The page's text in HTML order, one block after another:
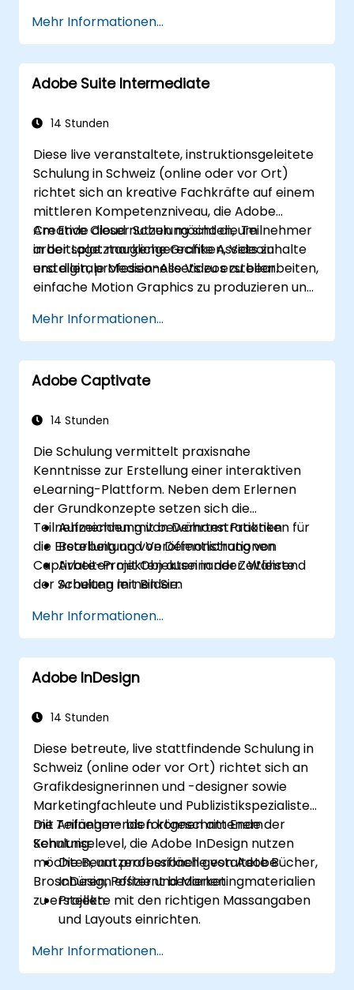
optimieren.
Mehr Informationen...
Adobe Suite Intermediate
14 Stunden
Diese live veranstaltete, instruktionsgeleitete
Schulung in Schweiz (online oder vor Ort)
richtet sich an kreative Fachkräfte auf einem
mittleren Kompetenzniveau, die Adobe
Creative Cloud nutzen möchten, um
arbeitsplatztaugliche Grafiken, Videoinhalte
und digitale Medien-Assets zu erstellen.
Am Ende dieser Schulung sind die Teilnehmer
in der Lage: markengerechte Assets zu
erstellen, professionelle Videos zu bearbeiten,
einfache Motion Graphics zu produzieren und
zu arbeiten.
Mehr Informationen...
Adobe Captivate
14 Stunden
Die Schulung vermittelt praxisnahe
Kenntnisse zur Erstellung einer interaktiven
eLearning-Plattform. Neben dem Erlernen
der Grundkonzepte setzen sich die
Teilnehmenden mit bewährten Praktiken für
die Erstellung und Veröffentlichung von
Captivate-Projekten auseinander. Während
der Schulung lernen Sie:
Aufzeichnung von Demonstrationen
Bearbeitung von Demonstrationen
Arbeiten mit Objekten in der Zeitleiste
Arbeiten mit Bildern
Hinzufügen von Audio
Aufnahme einer Simulation
Hinzufügen von Animationen
Einfügen einer Diashow
Lernmanagementsystem (LMS)
Erstellen eines eigenständigen Viewers
mit MenuBuilder
Mehr Informationen...
Adobe InDesign
14 Stunden
Diese betreute, live stattfindende Schulung in
Schweiz (online oder vor Ort) richtet sich an
Grafikdesignerinnen und -designer sowie
Marketingfachleute und Publizistikspezialisten
mit Anfänger- bis fortgeschrittenem
Kenntniselevel, die Adobe InDesign nutzen
möchten, um professionell gestaltete Bücher,
Broschüren, Poster und Marketingmaterialien
zu erstellen.
Die Teilnehmenden können am Ende der
Schulung:
Die Benutzeroberfläche von Adobe
InDesign effizient bedienen.
Projekte mit den richtigen Massangaben
und Layouts einrichten.
um ansprechende Designs zu erstellen.
Stile, Vorlagen und Farbpaletten zur
Mehr Informationen...